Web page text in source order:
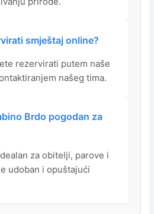
smještaj online?
rezervirati putem naše
našeg tima.
Brdo pogodan za
za obitelji, parove i
udoban i opuštajući